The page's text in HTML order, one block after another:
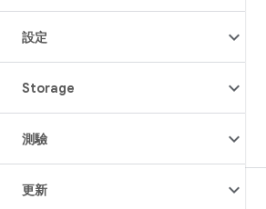
設定
Storage
測驗
更新
版本